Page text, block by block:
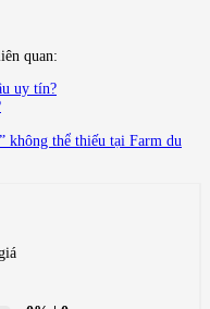
quan:
uy tín?
không thể thiếu tại Farm du